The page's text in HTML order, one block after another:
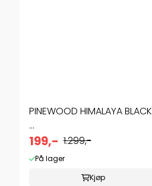
PINEWOOD HIMALAYA BLACK
...
199,- 1.299,-
På lager
Kjøp